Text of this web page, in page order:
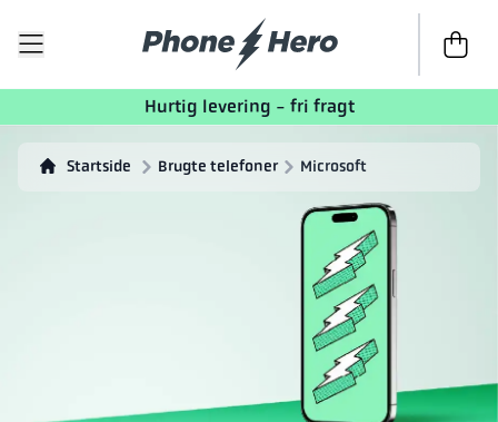
Til
Hurtig levering - fri fragt
Startside Brugte telefoner Microsoft